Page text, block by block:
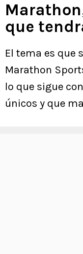
que
El tema es que
Marathon
lo que sigue
únicos y que